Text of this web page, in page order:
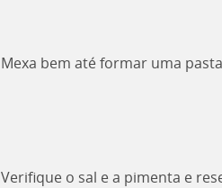
Mexa bem até formar uma
Verifique o sal e a pimenta e